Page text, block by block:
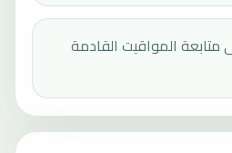
على متابعة المواقيت القادمة